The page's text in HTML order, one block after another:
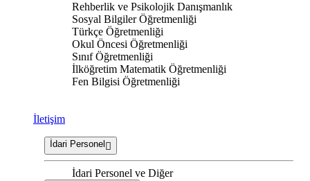
Rehberlik ve Psikolojik Danışmanlık
Sosyal Bilgiler Öğretmenliği
Türkçe Öğretmenliği
Okul Öncesi Öğretmenliği
Sınıf Öğretmenliği
İlköğretim Matematik Öğretmenliği
Fen Bilgisi Öğretmenliği
İletişim
İdari Personel
İdari Personel ve Diğer